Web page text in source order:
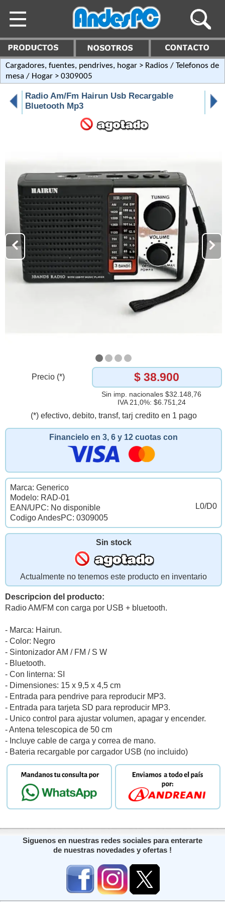
Cargadores, fuentes, pendrives, hogar > Radios / Telefonos de
mesa / Hogar > 0309005
Radio Am/Fm Hairun Usb Recargable
Bluetooth Mp3
Precio (*) $ 38.900
Sin imp. nacionales $32.148,76
IVA 21,0%: $6.751,24
(*) efectivo, debito, transf, tarj credito en 1 pago
Financielo en 3, 6 y 12 cuotas con
L0/D0
Marca: Generico
Modelo: RAD-01
EAN/UPC: No disponible
Codigo AndesPC: 0309005
Sin stock
Actualmente no tenemos este producto en inventario
Descripcion del producto:
Radio AM/FM con carga por USB + bluetooth.
- Marca: Hairun.
- Color: Negro
- Sintonizador AM / FM / S W
- Bluetooth.
- Con linterna: SI
- Dimensiones: 15 x 9,5 x 4,5 cm
- Entrada para pendrive para reproducir MP3.
- Entrada para tarjeta SD para reproducir MP3.
- Unico control para ajustar volumen, apagar y encender.
- Antena telescopica de 50 cm
- Incluye cable de carga y correa de mano.
- Bateria recargable por cargador USB (no incluido)
Siguenos en nuestras redes sociales para enterarte
de nuestras novedades y ofertas !